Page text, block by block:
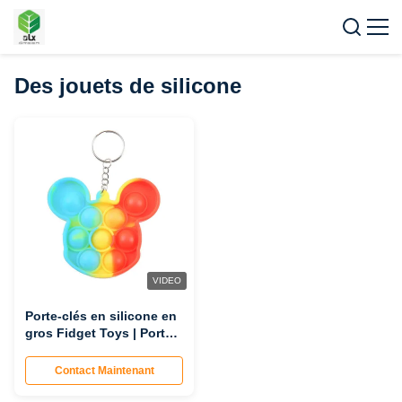
Des jouets de silicone
VIDEO
Porte-clés en silicone en
gros Fidget Toys | Porte-
directs d'usine
Contact Maintenant